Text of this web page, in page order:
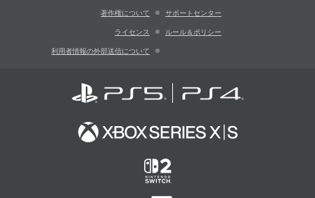
著作権について サポートセンター
ライセンス ルール＆ポリシー
利用者情報の外部送信について